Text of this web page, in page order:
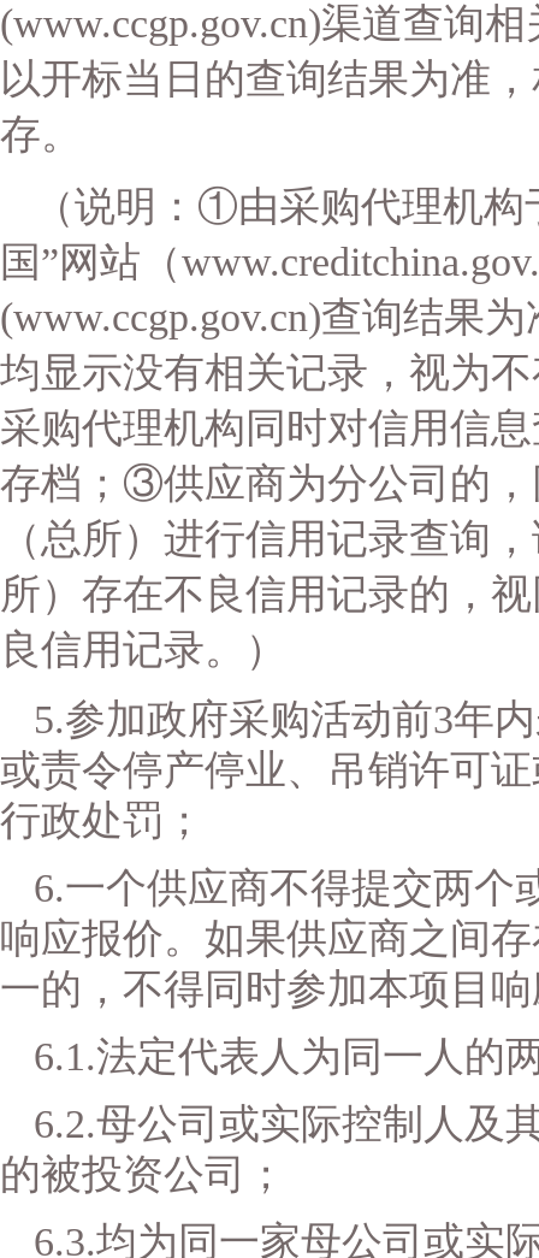
(www.ccgp.gov.cn)渠道查询
以开标当日的查询结果为准
存。
（说明： ①由采购代理机构
国”网站（
(www.ccgp.gov.cn)查询结果
均显示没有相关记录，视为
采购代理机构同时对信用信
存档；③供应商为分公司的
（总所）进行信用记录查询
所）存在不良信用记录的，
良信用记录。）
5.参加政府采购活动前3年
或责令停产停业、吊销许可
行政处罚；
6.一个供应商不得提交两个
响应报价。如果供应商之间
一的，不得同时参加本项目
6.1.法定代表人为同一人的
6.2.母公司或实际控制人及
的被投资公司；
6.3.均为同一家母公司或实